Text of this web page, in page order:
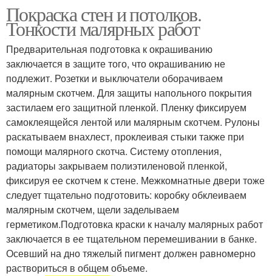
Покраска стен и потолков.
Тонкости малярных работ
Предварительная подготовка к окрашиванию
заключается в защите того, что окрашиванию не
подлежит. Розетки и выключатели оборачиваем
малярным скотчем. Для защиты напольного покрытия
застилаем его защитной пленкой. Пленку фиксируем
самоклеящейся лентой или малярным скотчем. Рулоны
раскатываем внахлест, проклеивая стыки также при
помощи малярного скотча. Систему отопления,
радиаторы закрываем полиэтиленовой пленкой,
фиксируя ее скотчем к стене. Межкомнатные двери тоже
следует тщательно подготовить: коробку обклеиваем
малярным скотчем, щели заделываем
герметиком.Подготовка краски к началу малярных работ
заключается в ее тщательном перемешивании в банке.
Осевший на дно тяжелый пигмент должен равномерно
раствориться в общем объеме.